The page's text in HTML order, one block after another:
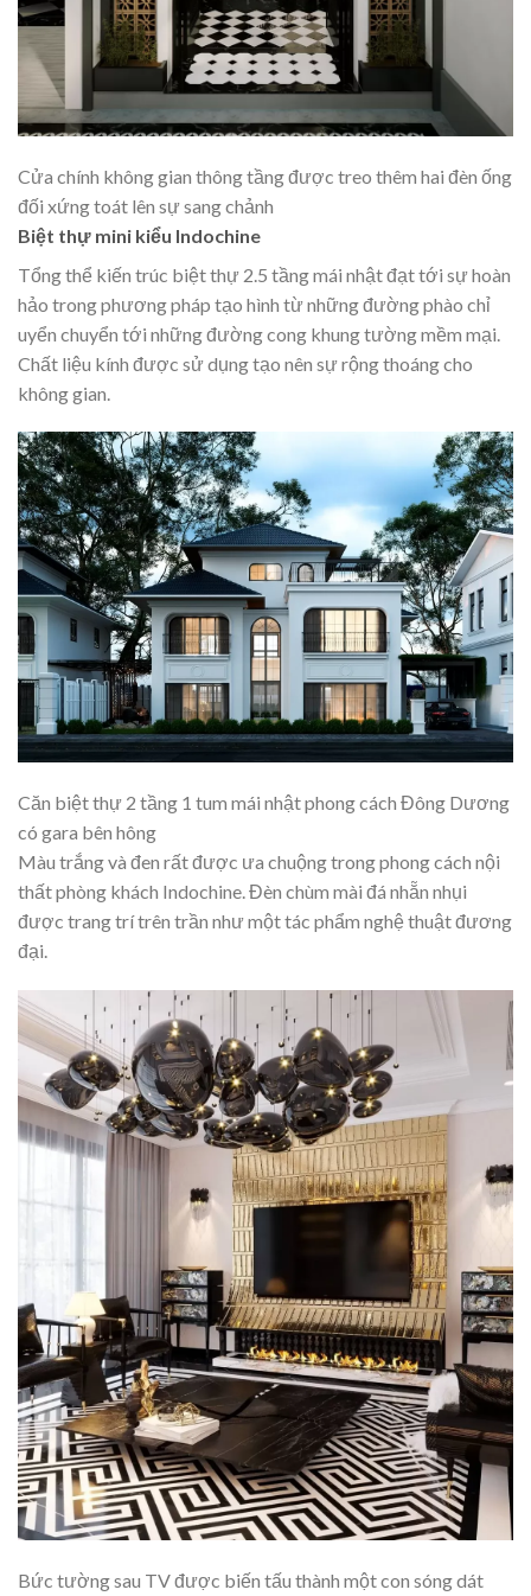
Cửa chính không gian thông tầng được treo thêm hai đèn ống
đối xứng toát lên sự sang chảnh
Biệt thự mini kiểu Indochine
Tổng thể kiến trúc biệt thự 2.5 tầng mái nhật đạt tới sự hoàn
hảo trong phương pháp tạo hình từ những đường phào chỉ
uyển chuyển tới những đường cong khung tường mềm mại.
Chất liệu kính được sử dụng tạo nên sự rộng thoáng cho
không gian.
Căn biệt thự 2 tầng 1 tum mái nhật phong cách Đông Dương
có gara bên hông
Màu trắng và đen rất được ưa chuộng trong phong cách nội
thất phòng khách Indochine. Đèn chùm mài đá nhẵn nhụi
được trang trí trên trần như một tác phẩm nghệ thuật đương
đại.
Bức tường sau TV được biến tấu thành một con sóng dát